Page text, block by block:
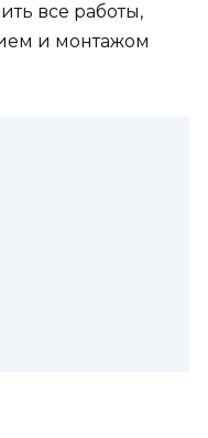
все работы,
и монтажом